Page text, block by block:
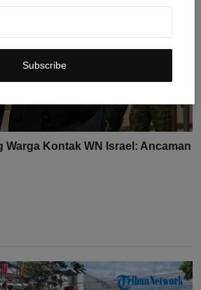
Subscribe
Warga Kontak WN Israel: Ancaman